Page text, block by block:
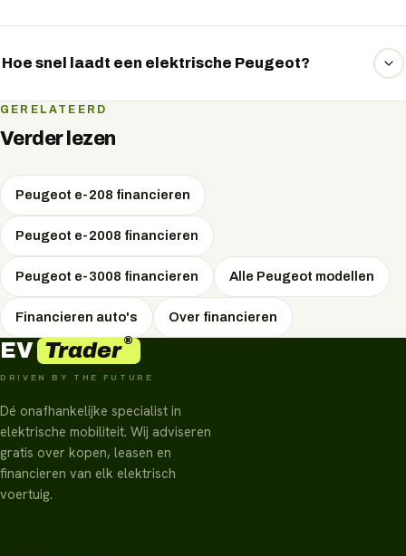
het accupakket, met behoud van minimaal 70% capaciteit.
Hoe snel laadt een elektrische Peugeot?
De snelste Peugeot-modellen laden aan een snellader met
pieken tot 160 kW DC, goed om onderweg in korte tijd
met wisselstroom.
GERELATEERD
Verder lezen
Peugeot e-208 financieren
Peugeot e-2008 financieren
Peugeot e-3008 financieren Alle Peugeot modellen
Financieren auto's Over financieren
EV Trader®
DRIVEN BY THE FUTURE
Dé onafhankelijke specialist in
elektrische mobiliteit. Wij adviseren
gratis over kopen, leasen en
financieren van elk elektrisch
voertuig.